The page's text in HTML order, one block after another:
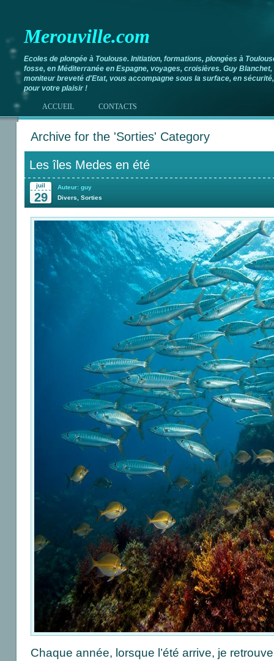
Merouville.com
Ecoles de plongée à Toulouse. Initiation, formations, plongées à
fosse, en Méditerranée en Espagne, voyages, croisières. Guy Blanchet,
moniteur breveté d'Etat, vous accompagne sous la surface, en
pour votre plaisir !
ACCUEIL CONTACTS
Archive for the 'Sorties' Category
Les îles Medes en été
juil
29
Auteur: guy
Divers
Sorties
Chaque année, lorsque l’été arrive, je